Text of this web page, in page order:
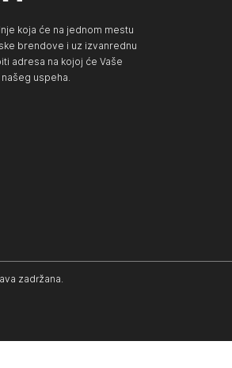
koja će na jednom mestu
brendove i uz izvanrednu
adresa na kojoj će Vaše
uspeha.
zadržana.